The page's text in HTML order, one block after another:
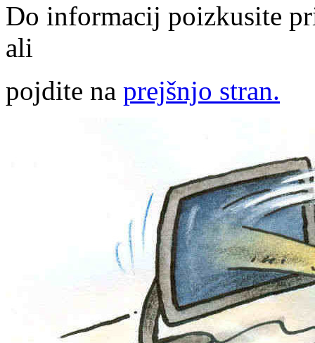
Do informacij poizkusite
ali
pojdite na prejšnjo stran.